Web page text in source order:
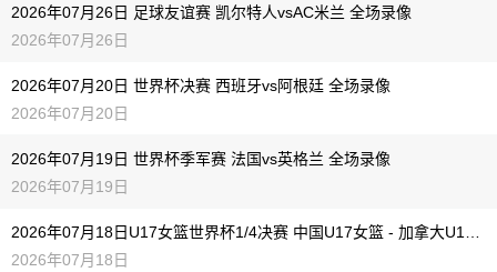
2026年07月26日 足球友谊赛 凯尔特人vsAC米兰 全场录像
2026年07月26日
2026年07月20日 世界杯决赛 西班牙vs阿根廷 全场录像
2026年07月20日
2026年07月19日 世界杯季军赛 法国vs英格兰 全场录像
2026年07月19日
2026年07月18日